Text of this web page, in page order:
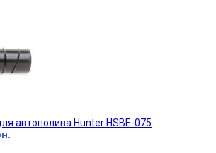
автополива Hunter HSBE-075